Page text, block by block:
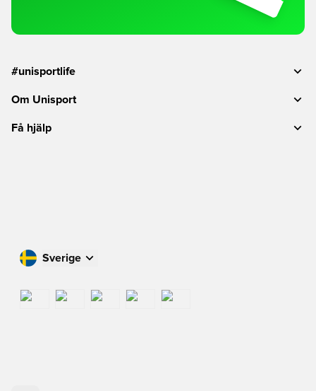
#unisportlife
Om Unisport
Få hjälp
Sverige